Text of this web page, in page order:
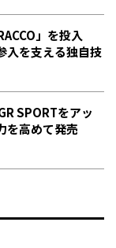
」を投入
入を支える独自技
SPORTをアッ
高めて発売